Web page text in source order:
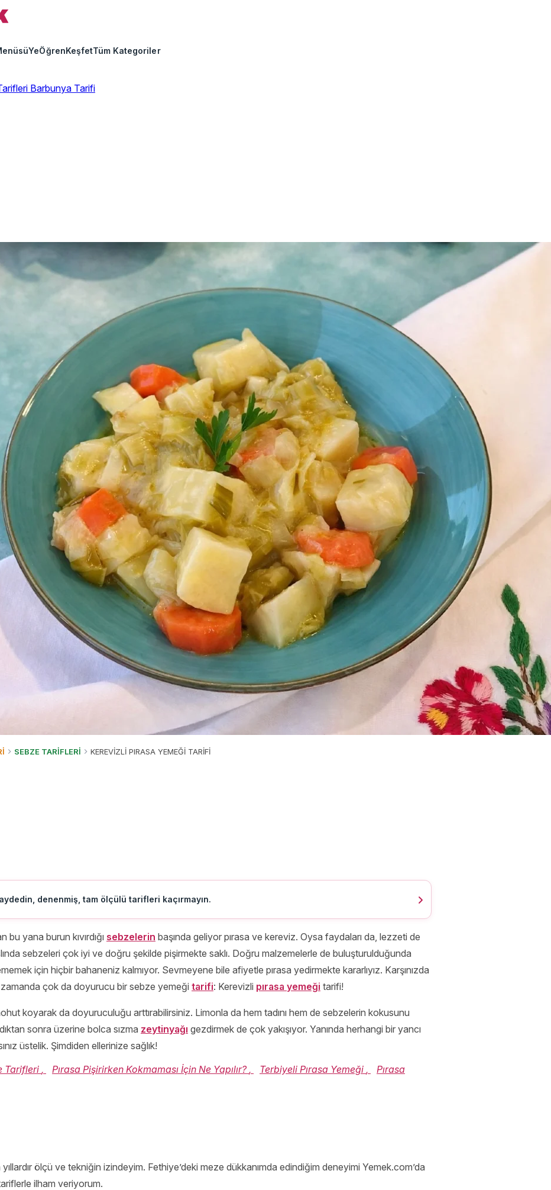
YeÖğrenKeşfetTüm Kategoriler
Barbunya Tarifi
SEBZE TARİFLERİ KEREVİZLİ PIRASA YEMEĞİ TARİFİ
denenmiş, tam ölçülü tarifleri kaçırmayın.
yana burun kıvırdığı sebzelerin başında geliyor pırasa ve kereviz. Oysa faydaları da, lezzeti de
sebzeleri çok iyi ve doğru şekilde pişirmekte saklı. Doğru malzemelerle de buluşturulduğunda
için hiçbir bahaneniz kalmıyor. Sevmeyene bile afiyetle pırasa yedirmekte kararlıyız. Karşınızda
çok da doyurucu bir sebze yemeği tarifi: Kerevizli pırasa yemeği tarifi!
koyarak da doyuruculuğu arttırabilirsiniz. Limonla da hem tadını hem de sebzelerin kokusunu
sonra üzerine bolca sızma zeytinyağı gezdirmek de çok yakışıyor. Yanında herhangi bir yancı
üstelik. Şimdiden ellerinize sağlık!
Tarifleri , Pırasa Pişirirken Kokmaması İçin Ne Yapılır?, Terbiyeli Pırasa Yemeği ,
Pırasa
ölçü ve tekniğin izindeyim. Fethiye’deki meze dükkanımda edindiğim deneyimi Yemek.com’da
ilham veriyorum.